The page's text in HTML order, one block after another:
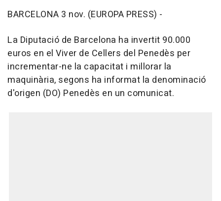
BARCELONA 3 nov. (EUROPA PRESS) -
La Diputació de Barcelona ha invertit 90.000
euros en el Viver de Cellers del Penedès per
incrementar-ne la capacitat i millorar la
maquinària, segons ha informat la denominació
d'origen (DO) Penedès en un comunicat.